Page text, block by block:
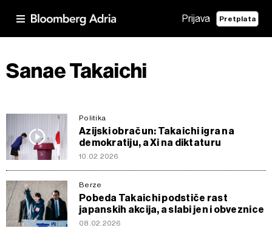
Prijava Pretplata
Sanae Takaichi
Politika
Azijski obračun: Takaichi igra na
demokratiju, a Xi na diktaturu
10.02.2026
Berze
Pobeda Takaichi podstiče rast
japanskih akcija, a slabi jen i obveznice
08.02.2026